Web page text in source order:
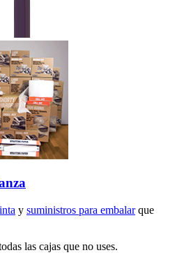
y suministros para embalarque
las cajas que no uses.